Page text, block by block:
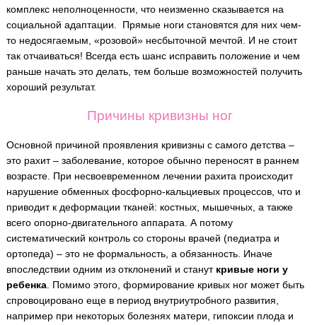
комплекс неполноценности, что неизменно сказывается на
социальной адаптации.
Прямые ноги становятся для них чем-
то недосягаемым, «розовой» несбыточной мечтой. И не стоит
так отчаиваться! Всегда есть шанс исправить положение и чем
раньше начать это делать, тем больше возможностей получить
хороший результат.
Причины кривизны ног
Основной причиной проявления кривизны с самого детства –
это рахит – заболевание, которое обычно переносят в раннем
возрасте. При несвоевременном лечении рахита происходит
нарушение обменных фосфорно-кальциевых процессов, что и
приводит к деформации тканей: костных, мышечных, а также
всего опорно-двигательного аппарата. А потому
систематический контроль со стороны врачей (педиатра и
ортопеда) – это не формальность, а обязанность. Иначе
впоследствии одним из отклонений и станут кривые ноги у
ребенка. Помимо этого, формирование кривых ног может быть
спровоцировано еще в период внутриутробного развития,
например при некоторых болезнях матери, гипоксии плода и